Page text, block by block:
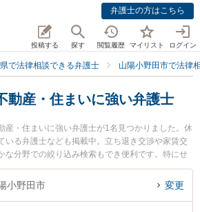
弁護士の方はこちら
投稿する 探す 閲覧履歴 マイリスト ログイン
で法律相談できる弁護士 山陽小野田市で法律
動産・住まいに強い弁護士
産・住まいに強い弁護士が1名見つかりました。休
いる弁護士なども掲載中。立ち退き交渉や家賃交
な分野での絞り込み検索もでき便利です。特にせ
政弘弁護士のプロフィール情報や弁護士費用、強
『山陽小野田市で土日や夜間に発生した不動産・
小野田市 変更